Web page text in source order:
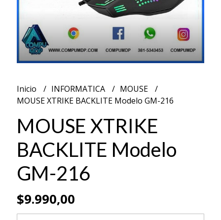
Inicio INFORMATICA
MOUSE
MOUSE XTRIKE BACKLITE Modelo GM-216
MOUSE XTRIKE
BACKLITE Modelo
GM-216
$9.990,00